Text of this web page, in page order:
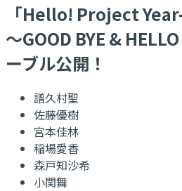
「Hello! Project
～GOOD BYE &
ーブル公開！
譜久村聖
佐藤優樹
宮本佳林
稲場愛香
森戸知沙希
小関舞